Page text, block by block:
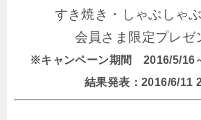
すき焼き・しゃぶしゃ
会員さま限定プレゼ
※キャンペーン期間 2016/5/16
結果発表：2016/6/11